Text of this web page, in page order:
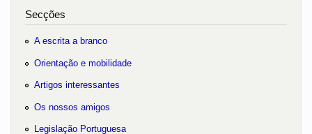
Secções
A escrita a branco
Orientação e mobilidade
Artigos interessantes
Os nossos amigos
Legislação Portuguesa